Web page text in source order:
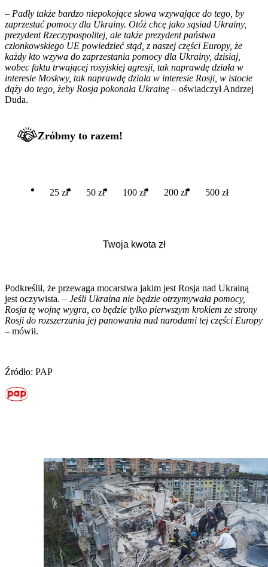
– Padły także bardzo niepokojące słowa wzywające do tego, by
zaprzestać pomocy dla Ukrainy. Otóż chcę jako sąsiad Ukrainy,
prezydent Rzeczypospolitej, ale także prezydent państwa
członkowskiego UE powiedzieć stąd, z naszej części Europy, że
każdy kto wzywa do zaprzestania pomocy dla Ukrainy, dzisiaj,
wobec faktu trwającej rosyjskiej agresji, tak naprawdę działa w
interesie Moskwy, tak naprawdę działa w interesie Rosji, w istocie
dąży do tego, żeby Rosja pokonała Ukrainę – oświadczył Andrzej
Duda.
Zróbmy to razem!
25 zł 50 zł 100 zł 200 zł 500 zł
Podkreślił, że przewaga mocarstwa jakim jest Rosja nad Ukrainą
jest oczywista. – Jeśli Ukraina nie będzie otrzymywała pomocy,
Rosja tę wojnę wygra, co będzie tylko pierwszym krokiem ze strony
Rosji do rozszerzania jej panowania nad narodami tej części Europy
– mówił.
Źródło: PAP